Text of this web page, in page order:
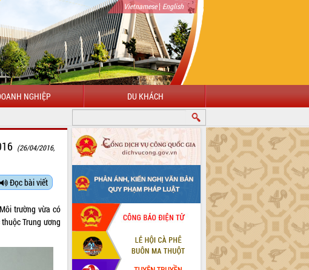
Vietnamese| English
NGHIỆP DU KHÁCH
(26/04/2016,
Đọc bài viết
trường vừa có
Trung ương